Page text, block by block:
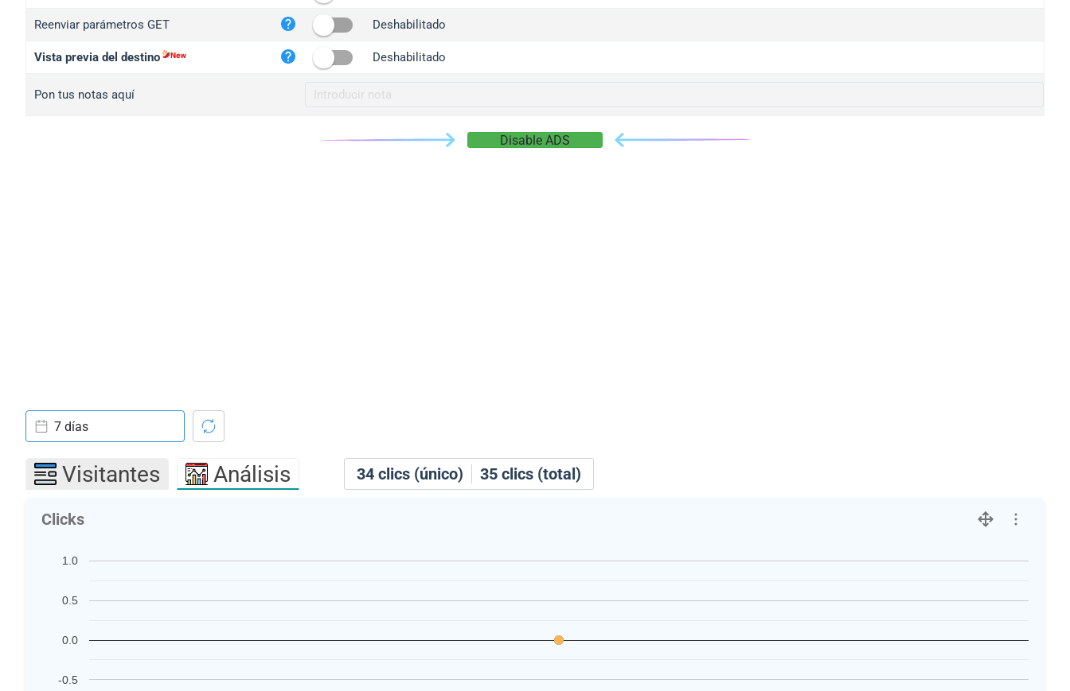
iplogger.co
2no.co
yip.su
iplogger.info
Reenviar parámetros GET Deshabilitado
Vista previa del destino Deshabilitado
Pon tus notas aquí
Disable ADS
34 clics (único) 35 clics (total)
7 días
Visitantes Análisis
Clicks
-0.5
0.0
0.5
1.0